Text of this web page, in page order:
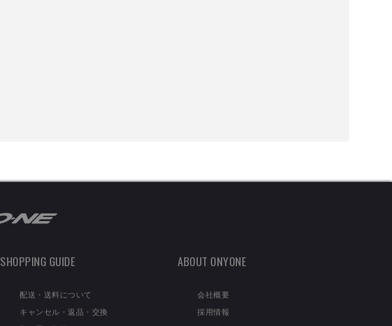
SHOPPING GUIDE
配送・送料について
キャンセル・返品・交換
ABOUT ONYONE
会社概要
採用情報